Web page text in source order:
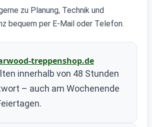
zu Planung, Technik und
bequem per E-Mail oder Telefon.
treppenshop.de
innerhalb von 48 Stunden
– auch am Wochenende